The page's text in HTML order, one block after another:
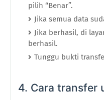
pilih “Benar”.
Jika semua data
Jika berhasil, di
berhasil.
Tunggu bukti
4. Cara transfer